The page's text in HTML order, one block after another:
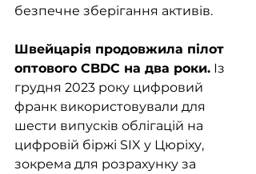
безпечне зберігання активів.
Швейцарія продовжила пілот
оптового CBDC на два роки. Із
грудня 2023 року цифровий
франк використовували для
шести випусків облігацій на
цифровій біржі SIX у Цюріху,
зокрема для розрахунку за